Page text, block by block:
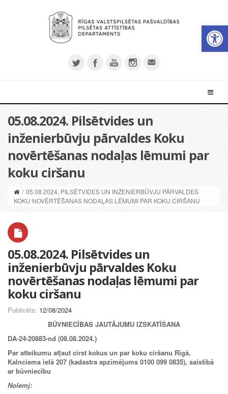
05.08.2024. Pilsētvides un
inženierbūvju pārvaldes Koku
novērtēšanas nodaļas lēmumi par
koku ciršanu
/ 05.08.2024. PILSĒTVIDES UN INŽENIERBŪVJU PĀRVALDES
KOKU NOVĒRTĒŠANAS NODAĻAS LĒMUMI PAR KOKU CIRŠANU
05.08.2024. Pilsētvides un
inženierbūvju pārvaldes Koku
novērtēšanas nodaļas lēmumi par
koku ciršanu
Publicēts: 12/08/2024
BŪVNIECĪBAS JAUTĀJUMU IZSKATĪŠANA
DA-24-20883-nd (08.08.2024.)
Par atteikumu atļaut cirst kokus un par koku ciršanu Rīgā,
Kalnciema ielā 207 (kadastra apzīmējums 0100 099 0835), saistībā
ar būvniecību
Nolemj: